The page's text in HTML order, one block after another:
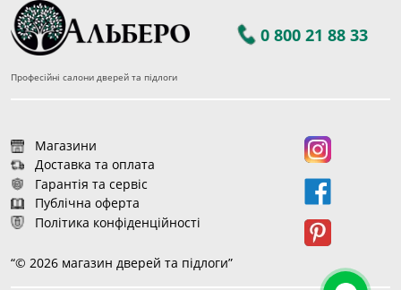
0 800 21 88 33
Професійні салони дверей та підлоги
Магазини
Доставка та оплата
Гарантія та сервіс
Публічна оферта
Політика конфіденційності
“© 2026 магазин дверей та підлоги”